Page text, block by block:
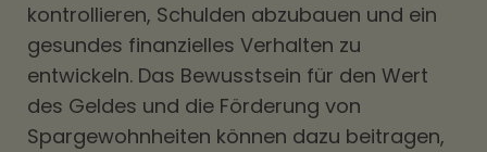
kontrollieren, Schulden abzubauen und ein
gesundes finanzielles Verhalten zu
entwickeln. Das Bewusstsein für den Wert
des Geldes und die Förderung von
Spargewohnheiten können dazu beitragen,